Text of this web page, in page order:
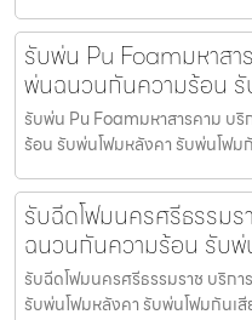
รับพ่น Pu Foamมหาส
พ่นฉนวนกันความร้อน รั
รับพ่น Pu Foamมหาสารคาม บ
ร้อน รับพ่นโฟมหลังคา รับพ่นโฟม
รับฉีดโฟมนครศรีธรรม
ฉนวนกันความร้อน รับพ่
รับฉีดโฟมนครศรีธรรมราช บริก
รับพ่นโฟมหลังคา รับพ่นโฟมกันเ